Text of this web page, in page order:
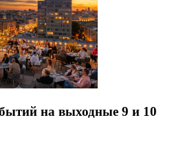
на выходные 9 и 10